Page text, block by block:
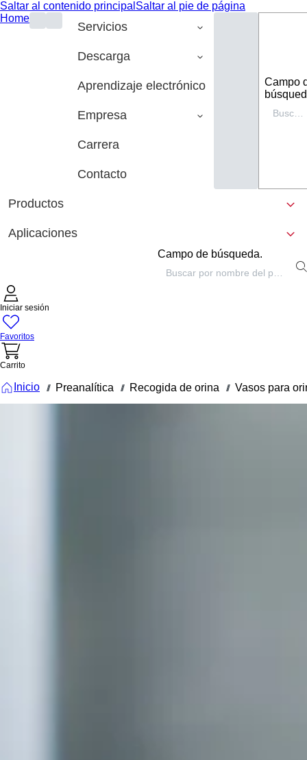
Saltar al contenido principal Saltar al pie de página
Home
Servicios
Descarga
Aprendizaje electrónico
Empresa
Carrera
Contacto
Campo
Productos
Aplicaciones
Campo de búsqueda.
Iniciar sesión
Favoritos
Carrito
Inicio /// Preanalítica /// Recogida de orina /// Vasos para